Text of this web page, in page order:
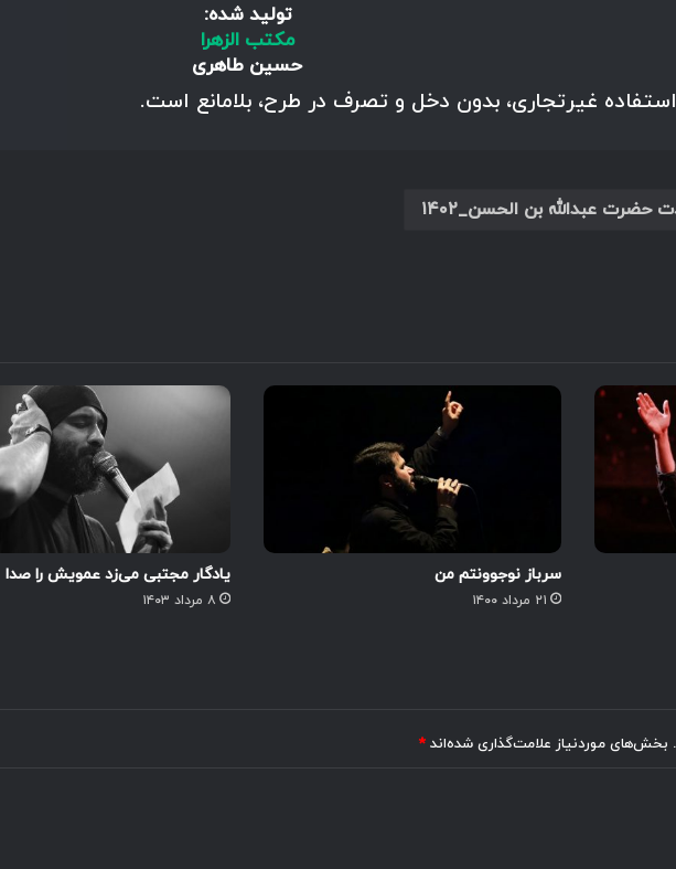
تولید شده:
مکتب الزهرا
حسین طاهری
غیرتجاری، بدون دخل و تصرف در طرح، بلامانع است.
عبدالله بن الحسن_۱۴۰۲
سرباز نوجوونتم من
۲۱ مرداد ۱۴۰۰
یادگار مجتبی می‌زد عمویش را صدا
۸ مرداد ۱۴۰۳
بخش‌های موردنیاز علامت‌گذاری شده‌اند *